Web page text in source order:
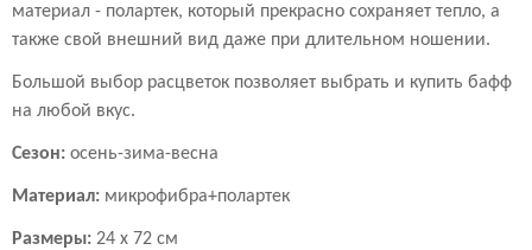
материал - полартек, который прекрасно сохраняет тепло, а
также свой внешний вид даже при длительном ношении.
Большой выбор расцветок позволяет выбрать и купить бафф
на любой вкус.
Сезон: осень-зима-весна
Материал: микрофибра+полартек
Размеры: 24 х 72 см